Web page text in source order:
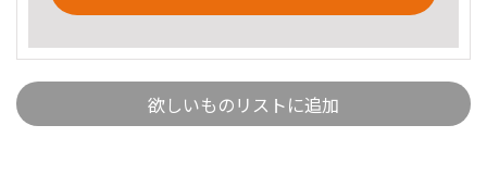
欲しいものリストに追加